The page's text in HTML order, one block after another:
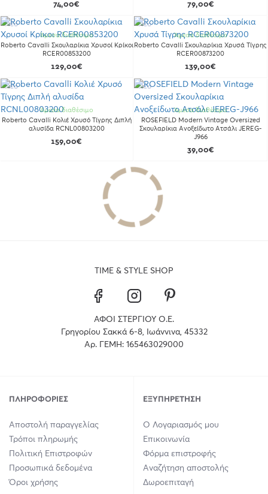
74,00€ 79,00€
Νέο
Άμεσα διαθέσιμο
Roberto Cavalli Σκουλαρίκια Χρυσοί Κρίκοι
RCER00853200
129,00€
Νέο
Άμεσα διαθέσιμο
Roberto Cavalli Σκουλαρίκια Χρυσά Τίγρης
RCER00873200
139,00€
Νέο
Άμεσα διαθέσιμο
Roberto Cavalli Κολιέ Χρυσό Τίγρης Διπλή
αλυσίδα RCNL00803200
159,00€
Νέο
Άμεσα διαθέσιμο
ROSEFIELD Modern Vintage Oversized
Σκουλαρίκια Ανοξείδωτο Ατσάλι JEREG-
J966
39,00€
TIME & STYLE SHOP
ΑΦΟΙ ΣΤΕΡΓΙΟΥ Ο.Ε.
Γρηγορίου Σακκά 6-8, Ιωάννινα, 45332
Αρ. ΓΕΜΗ: 165463029000
ΠΛΗΡΟΦΟΡΊΕΣ
Αποστολή παραγγελίας
Τρόποι πληρωμής
Πολιτική Επιστροφών
Προσωπικά δεδομένα
Όροι χρήσης
ΕΞΥΠΗΡΈΤΗΣΗ
Ο Λογαριασμός μου
Επικοινωνία
Φόρμα επιστροφής
Αναζήτηση αποστολής
Δωροεπιταγή